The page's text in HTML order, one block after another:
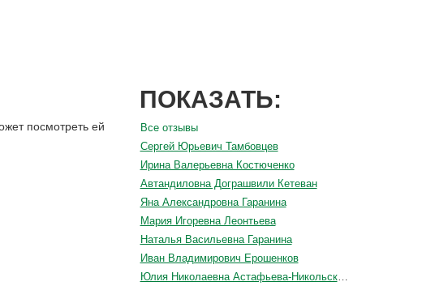
посмотреть ей
ПОКАЗАТЬ:
Все отзывы
Сергей Юрьевич Тамбовцев
Ирина Валерьевна Костюченко
Автандиловна Дограшвили Кетеван
Яна Александровна Гаранина
Мария Игоревна Леонтьева
Наталья Васильевна Гаранина
Иван Владимирович Ерошенков
Юлия Николаевна Астафьева-Никольская